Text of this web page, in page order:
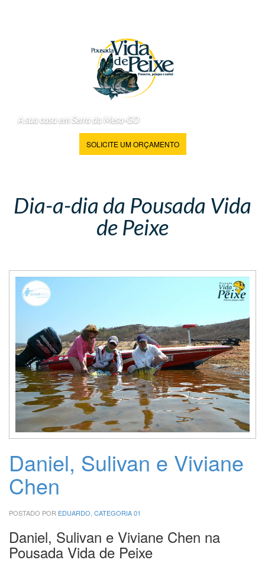
A sua casa em Serra da Mesa-GO
SOLICITE UM ORÇAMENTO
Dia-a-dia da Pousada Vida
de Peixe
Daniel, Sulivan e Viviane
Chen
POSTADO POR EDUARDO CATEGORIA 01
Daniel, Sulivan e Viviane Chen na
Pousada Vida de Peixe